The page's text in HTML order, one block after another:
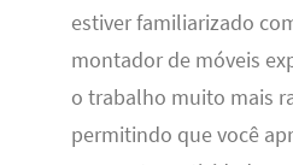
estiver familiarizado
montador de móveis
o trabalho muito mais
permitindo que você